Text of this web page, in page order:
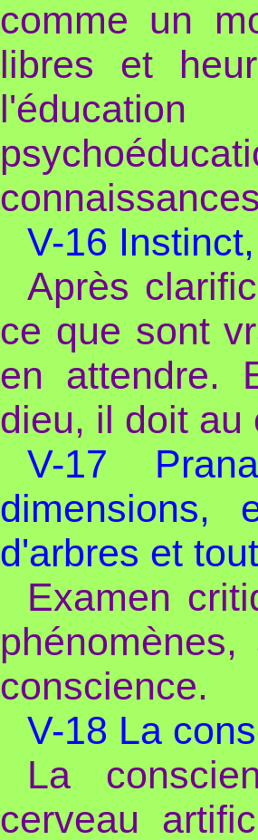
comme un
libres et
V-16
Après
ce que sont
en attendre.
dieu, il doit au
V-17
dimensions,
d'arbres et
Examen
conscience.
V-18 La
La
cerveau